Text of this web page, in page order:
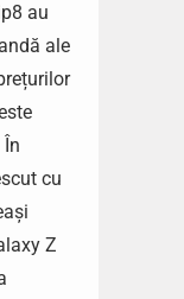
au
ale
cu
Z